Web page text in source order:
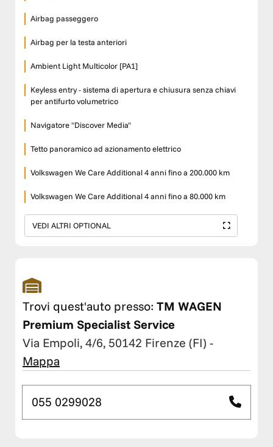
Airbag passeggero
Airbag per la testa anteriori
Ambient Light Multicolor [PA1]
Keyless entry - sistema di apertura e chiusura senza chiavi
per antifurto volumetrico
Navigatore "Discover Media"
Tetto panoramico ad azionamento elettrico
Volkswagen We Care Additional 4 anni fino a 200.000 km
Volkswagen We Care Additional 4 anni fino a 80.000 km
VEDI ALTRI OPTIONAL
Trovi quest'auto presso: TM WAGEN
Premium Specialist Service
Via Empoli, 4/6, 50142 Firenze (FI) -
Mappa
055 0299028